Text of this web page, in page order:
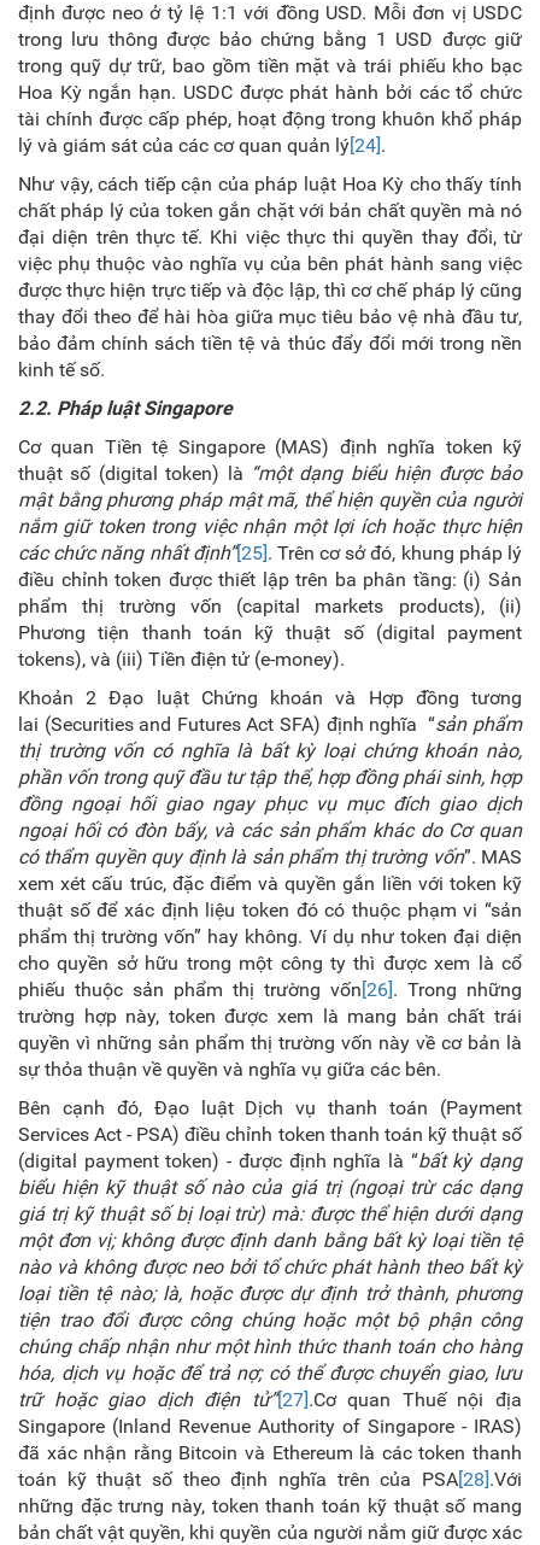
định được neo ở tỷ lệ 1:1 với đồng USD. Mỗi đơn vị USDC
trong lưu thông được bảo chứng bằng 1 USD được giữ
trong quỹ dự trữ, bao gồm tiền mặt và trái phiếu kho bạc
Hoa Kỳ ngắn hạn. USDC được phát hành bởi các tổ chức
tài chính được cấp phép, hoạt động trong khuôn khổ pháp
lý và giám sát của các cơ quan quản lý[24].
Như vậy, cách tiếp cận của pháp luật Hoa Kỳ cho thấy tính
chất pháp lý của token gắn chặt với bản chất quyền mà nó
đại diện trên thực tế. Khi việc thực thi quyền thay đổi, từ
việc phụ thuộc vào nghĩa vụ của bên phát hành sang việc
được thực hiện trực tiếp và độc lập, thì cơ chế pháp lý cũng
thay đổi theo để hài hòa giữa mục tiêu bảo vệ nhà đầu tư,
bảo đảm chính sách tiền tệ và thúc đẩy đổi mới trong nền
kinh tế số.
2.2. Pháp luật Singapore
Cơ quan Tiền tệ Singapore (MAS) định nghĩa token kỹ
thuật số (digital token) là “một dạng biểu hiện được bảo
mật bằng phương pháp mật mã, thể hiện quyền của người
nắm giữ token trong việc nhận một lợi ích hoặc thực hiện
các chức năng nhất định”[25]. Trên cơ sở đó, khung pháp lý
điều chỉnh token được thiết lập trên ba phân tầng: (i) Sản
phẩm thị trường vốn (capital markets products), (ii)
Phương tiện thanh toán kỹ thuật số (digital payment
tokens), và (iii) Tiền điện tử (e-money).
Khoản 2 Đạo luật Chứng khoán và Hợp đồng tương
lai (Securities and Futures Act SFA) định nghĩa “sản phẩm
thị trường vốn có nghĩa là bất kỳ loại chứng khoán nào,
phần vốn trong quỹ đầu tư tập thể, hợp đồng phái sinh, hợp
đồng ngoại hối giao ngay phục vụ mục đích giao dịch
ngoại hối có đòn bẩy, và các sản phẩm khác do Cơ quan
có thẩm quyền quy định là sản phẩm thị trường vốn”. MAS
xem xét cấu trúc, đặc điểm và quyền gắn liền với token kỹ
thuật số để xác định liệu token đó có thuộc phạm vi “sản
phẩm thị trường vốn” hay không. Ví dụ như token đại diện
cho quyền sở hữu trong một công ty thì được xem là cổ
phiếu thuộc sản phẩm thị trường vốn[26]. Trong những
trường hợp này, token được xem là mang bản chất trái
quyền vì những sản phẩm thị trường vốn này về cơ bản là
sự thỏa thuận về quyền và nghĩa vụ giữa các bên.
Bên cạnh đó, Đạo luật Dịch vụ thanh toán (Payment
Services Act - PSA) điều chỉnh token thanh toán kỹ thuật số
(digital payment token)- được định nghĩa là “bất kỳ dạng
biểu hiện kỹ thuật số nào của giá trị (ngoại trừ các dạng
giá trị kỹ thuật số bị loại trừ) mà: được thể hiện dưới dạng
một đơn vị; không được định danh bằng bất kỳ loại tiền tệ
nào và không được neo bởi tổ chức phát hành theo bất kỳ
loại tiền tệ nào; là, hoặc được dự định trở thành, phương
tiện trao đổi được công chúng hoặc một bộ phận công
chúng chấp nhận như một hình thức thanh toán cho hàng
hóa, dịch vụ hoặc để trả nợ; có thể được chuyển giao, lưu
trữ hoặc giao dịch điện tử”[27].Cơ quan Thuế nội địa
Singapore (Inland Revenue Authority of Singapore - IRAS)
đã xác nhận rằng Bitcoin và Ethereum là các token thanh
toán kỹ thuật số theo định nghĩa trên của PSA[28].Với
những đặc trưng này, token thanh toán kỹ thuật số mang
bản chất vật quyền, khi quyền của người nắm giữ được xác